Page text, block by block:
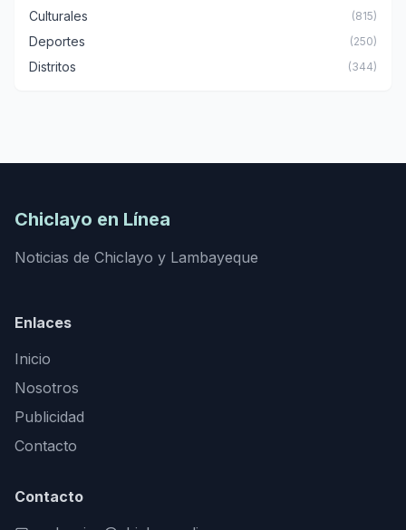
Culturales (815)
Deportes (250)
Distritos (344)
Chiclayo en Línea
Noticias de Chiclayo y Lambayeque
Enlaces
Inicio
Nosotros
Publicidad
Contacto
Contacto